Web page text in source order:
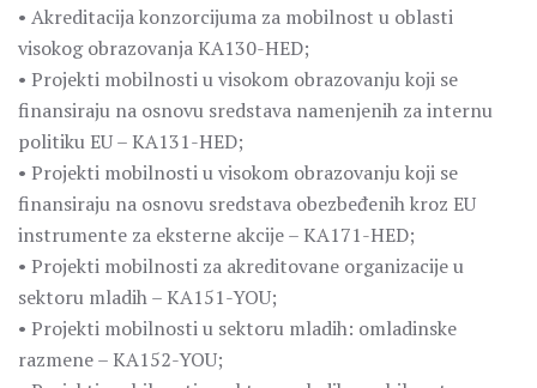
• Akreditacija konzorcijuma za mobilnost u oblasti
visokog obrazovanja KA130-HED;
• Projekti mobilnosti u visokom obrazovanju koji se
finansiraju na osnovu sredstava namenjenih za internu
politiku EU – KA131-HED;
• Projekti mobilnosti u visokom obrazovanju koji se
finansiraju na osnovu sredstava obezbeđenih kroz EU
instrumente za eksterne akcije – KA171-HED;
• Projekti mobilnosti za akreditovane organizacije u
sektoru mladih – KA151-YOU;
• Projekti mobilnosti u sektoru mladih: omladinske
razmene – KA152-YOU;